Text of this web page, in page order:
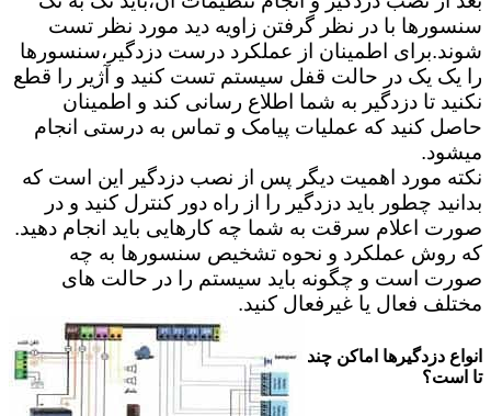
سنسورها با در نظر گرفتن زاویه دید مورد نظر تست
شوند.برای اطمینان از عملکرد درست دزدگیر،سنسورها
را یک یک در حالت قفل سیستم تست کنید و آژیر را قطع
نکنید تا دزدگیر به شما اطلاع رسانی کند و اطمینان
حاصل کنید که عملیات پیامک و تماس به درستی انجام
میشود.
نکته مورد اهمیت دیگر پس از نصب دزدگیر این است که
بدانید چطور باید دزدگیر را از راه دور کنترل کنید و در
صورت اعلام سرقت به شما چه کارهایی باید انجام دهید.
که روش عملکرد و نحوه تشخیص سنسورها به چه
صورت است و چگونه باید سیستم را در حالت های
مختلف فعال یا غیرفعال کنید.
انواع دزدگیرها اماکن چند
تا است؟